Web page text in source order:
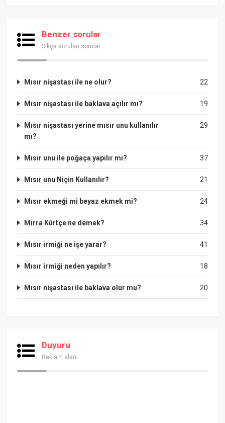
Benzer sorular
Sıkça sorulan sorular
22
Mısır nişastası ile ne olur?
19
Mısır nişastası ile baklava açılır mı?
29
Mısır nişastası yerine mısır unu kullanılır
mı?
37
Mısır unu ile poğaça yapılır mı?
21
Mısır unu Niçin Kullanılır?
24
Mısır ekmeği mi beyaz ekmek mi?
34
Mırra Kürtçe ne demek?
41
Mısır irmiği ne işe yarar?
18
Mısır irmiği neden yapılır?
20
Mısır nişastası ile baklava olur mu?
Duyuru
Reklam alanı